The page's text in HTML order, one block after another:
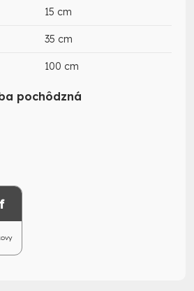
15 cm
35 cm
100 cm
pochôdzná